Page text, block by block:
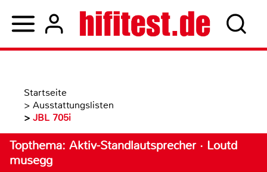
Startseite
> Ausstattungslisten
> JBL 705i
Topthema: Aktiv-Standlautsprecher · Loutd
musegg